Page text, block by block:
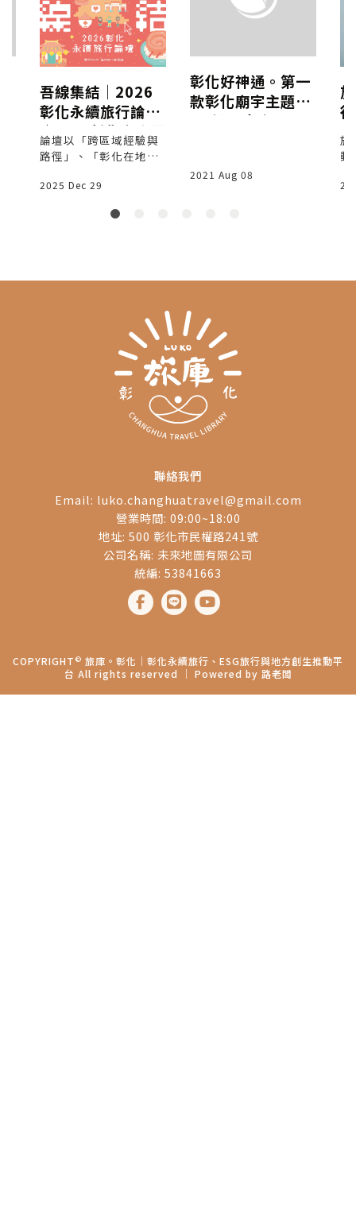
吾線集結｜2026
彰化永續旅行論壇
｜1/24彰化高賓閣
論壇以「跨區域經驗與
路徑」、「彰化在地實
自各地的實踐者共同探
2025 Dec 29
彰化好神通。第一
款彰化廟宇主題LI
NE機器人來囉！
2021 Aug 08
旅
動
聯絡我們
Email: luko.changhuatravel@gmail.com
營業時間: 09:00~18:00
地址: 500 彰化市民權路241號
公司名稱: 未來地圖有限公司
統編: 53841663
COPYRIGHT © 旅庫。彰化│彰化永續旅行、ESG旅行與地方創生推動平
台 All rights reserved ｜ Powered by 路老闆